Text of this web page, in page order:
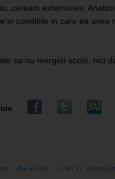
ceream externarea.
in conditiile in care ea
sa nu mergeti acolo, nici
Bucuresti ce mi se